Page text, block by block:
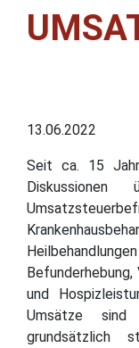
13.06.2022
Seit ca. 15
und
Umsätze sind
grundsätzlich